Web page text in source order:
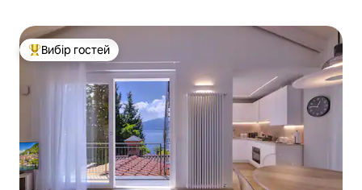
Топ вибір гостей
Вибір гостей